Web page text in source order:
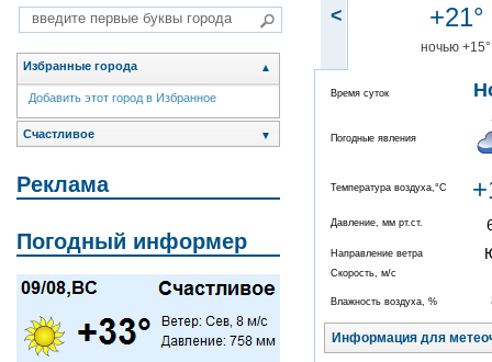
Избранные города ▲
Добавить этот город в Избранное
Счастливое ▼
Реклама
Погодный информер
< +21°
ночью +15°
Время суток
Погодные явления
Температура воздуха,°C
Давление, мм рт.ст.
Направление ветра
Скорость, м/с
Влажность воздуха, %
Информация для